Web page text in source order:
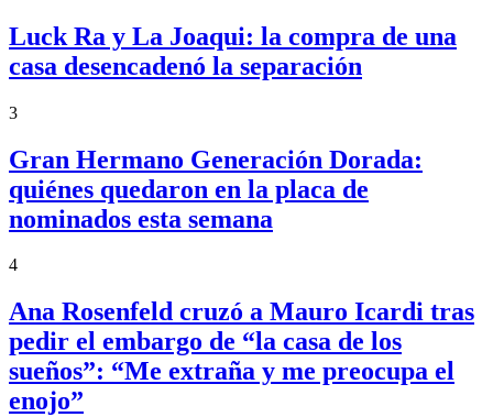
Luck Ra y La Joaqui: la compra de una
casa desencadenó la separación
3
Gran Hermano Generación Dorada:
quiénes quedaron en la placa de
nominados esta semana
4
Ana Rosenfeld cruzó a Mauro Icardi tras
pedir el embargo de “la casa de los
sueños”: “Me extraña y me preocupa el
enojo”